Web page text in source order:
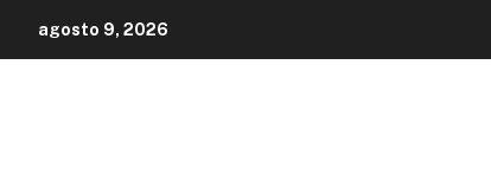
agosto 9, 2026